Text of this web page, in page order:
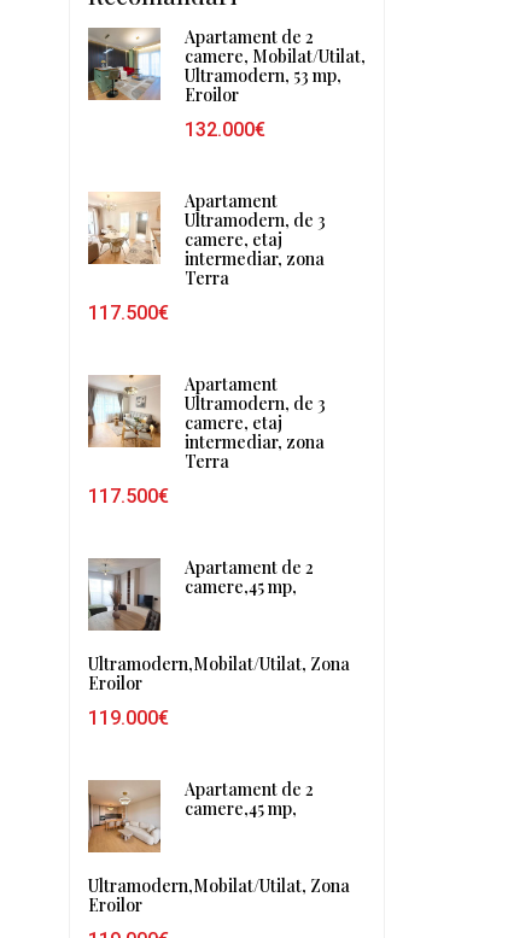
Apartament de 2
camere, Mobilat/Utilat,
Ultramodern, 53 mp,
Eroilor
132.000€
Apartament
Ultramodern, de 3
camere, etaj
intermediar, zona
Terra
117.500€
Apartament
Ultramodern, de 3
camere, etaj
intermediar, zona
Terra
117.500€
Apartament de 2
camere,45 mp,
Ultramodern,Mobilat/Utilat, Zona
Eroilor
119.000€
Apartament de 2
camere,45 mp,
Ultramodern,Mobilat/Utilat, Zona
Eroilor